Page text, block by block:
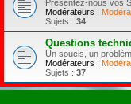
Présentez-nous vos
Modérateurs :
Sujets : 34
Questions
Un soucis, un
Modérateurs :
Sujets : 37